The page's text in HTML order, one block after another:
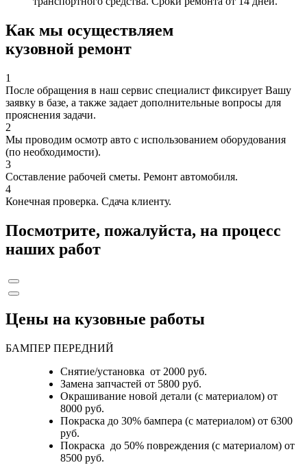
Как мы осуществляем
кузовной ремонт
1
После обращения в наш сервис специалист фиксирует Вашу
заявку в базе, а также задает дополнительные вопросы для
прояснения задачи.
2
Мы проводим осмотр авто с использованием оборудования
(по необходимости).
3
Составление рабочей сметы. Ремонт автомобиля.
4
Конечная проверка. Сдача клиенту.
Посмотрите, пожалуйста, на процесс
наших работ
Цены на кузовные работы
БАМПЕР ПЕРЕДНИЙ
Снятие/установка от 2000 руб.
Замена запчастей от 5800 руб.
Окрашивание новой детали (с материалом) от
8000 руб.
Покраска до 30% бампера (с материалом) от 6300
руб.
Покраска до 50% повреждения (с материалом) от
8500 руб.